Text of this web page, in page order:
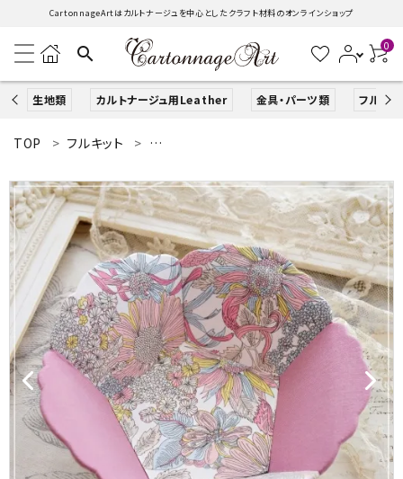
CartonnageArtはカルトナージュを中心としたクラフト材料のオンラインショップ
search 0
生地類 カルトナージュ用Leather 金具・パーツ類 フルキッ
ACCOUNT MENU
ようこそ ゲスト 様
ログイン 新規会員登録
生地類
カルトナージュLeather用
金具・パーツ類
フルキット
TOP フルキット パニエ・ボンボニエール・ダイヤモンドハート